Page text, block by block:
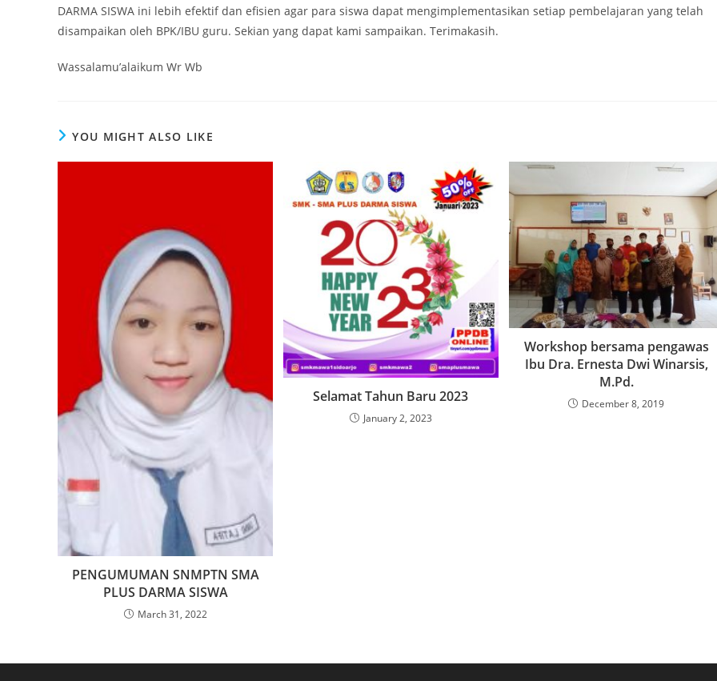
DARMA SISWA ini lebih efektif dan efisien agar para siswa dapat mengimplementasikan setiap pembelajaran yang telah
disampaikan oleh BPK/IBU guru. Sekian yang dapat kami sampaikan. Terimakasih.
Wassalamu’alaikum Wr Wb
YOU MIGHT ALSO LIKE
PENGUMUMAN SNMPTN SMA
PLUS DARMA SISWA
March 31, 2022
Selamat Tahun Baru 2023
January 2, 2023
Workshop bersama pengawas
Ibu Dra. Ernesta Dwi Winarsis,
M.Pd.
December 8, 2019